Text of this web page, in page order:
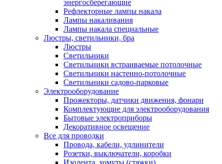
энергосберегающие
Рефлекторные лампы накала
Лампы накаливания
Лампы накала специальные
Люстры, светильники, бра
Люстры
Светильники
Светильники встраиваемые потолочные
Светильники настенно-потолочные
Светильники садово-парковые
Электрооборудование
Прожекторы, датчики движения, фонари
Комплектующие для электрооборудования
Бытовые электроприборы
Декоративное освещение
Все для проводки
Провода, кабели, удлинители
Розетки, выключатели, коробки
Изолента, хомуты (стяжки)